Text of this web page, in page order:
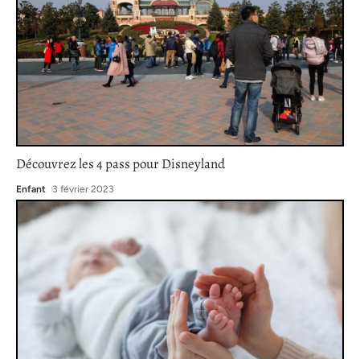
Découvrez les 4 pass pour Disneyland
Enfant 3 février 2023